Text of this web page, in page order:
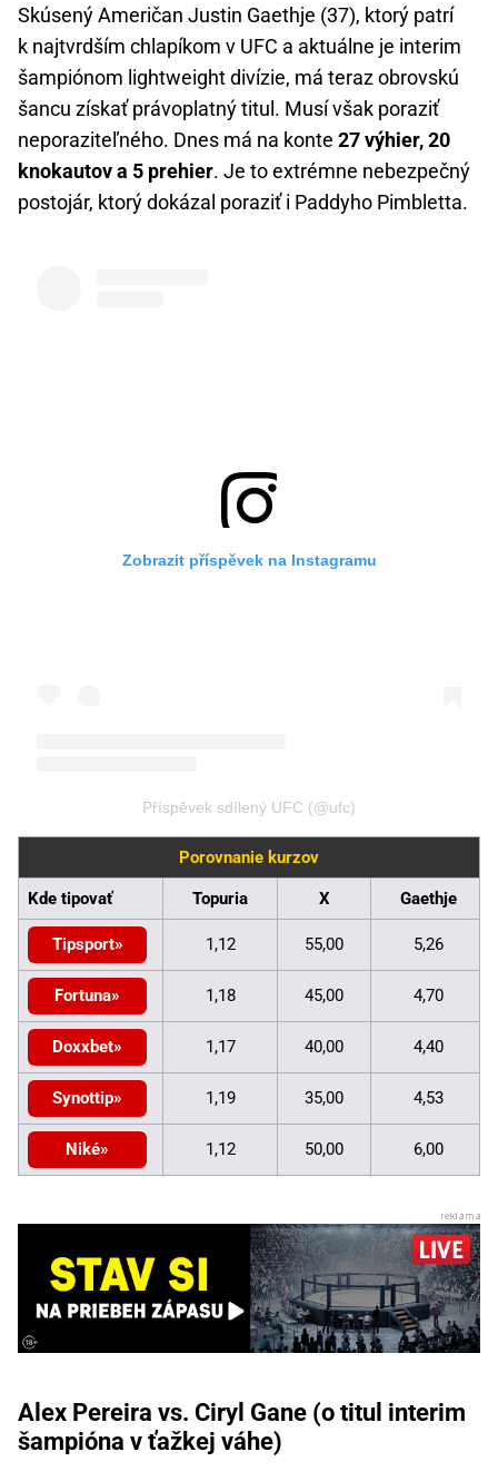
Skúsený Američan Justin Gaethje (37), ktorý patrí
k najtvrdším chlapíkom v UFC a aktuálne je interim
šampiónom lightweight divízie, má teraz obrovskú
šancu získať právoplatný titul. Musí však poraziť
neporaziteľného. Dnes má na konte 27 výhier, 20
knokautov a 5 prehier. Je to extrémne nebezpečný
postojár, ktorý dokázal poraziť i Paddyho Pimbletta.
Zobrazit příspěvek na Instagramu
Příspěvek sdílený UFC (@ufc)
Porovnanie kurzov
Kde tipovať Topuria X Gaethje
Tipsport 1,12 55,00 5,26
Fortuna 1,18 45,00 4,70
Doxxbet 1,17 40,00 4,40
Synottip 1,19 35,00 4,53
Niké 1,12 50,00 6,00
Alex Pereira vs. Ciryl Gane (o titul interim
šampióna v ťažkej váhe)